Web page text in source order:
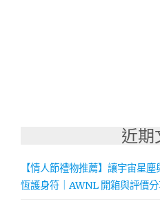
近期
【情人節禮物推薦】讓宇宙星
恆護身符｜AWNL 開箱與評價